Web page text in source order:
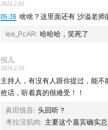
2024.2.02
05:36 啥啥？这里面还有 沙溢老师
lee_PcAR: 哈哈哈，笑死了
倪儿
2024.2.16
主持人，有没有人跟你提过，能不
抢话，听着真的很难受！！
眞田慎吾: 头回听？
考拉没肌肉: 主要这个嘉宾确实